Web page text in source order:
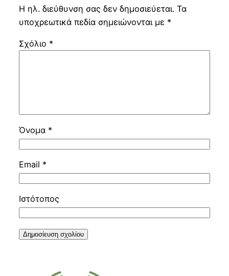
Η ηλ. διεύθυνση σας δεν δημοσιεύεται. Τα
υποχρεωτικά πεδία σημειώνονται με *
Σχόλιο *
Όνομα *
Email *
Ιστότοπος